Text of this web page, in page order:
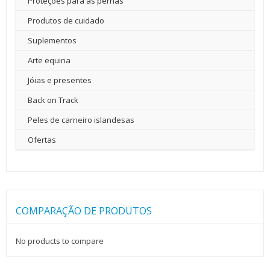
Produtos de cuidado
Suplementos
Arte equina
Jóias e presentes
Back on Track
Peles de carneiro islandesas
Ofertas
COMPARAÇÃO DE PRODUTOS
No products to compare